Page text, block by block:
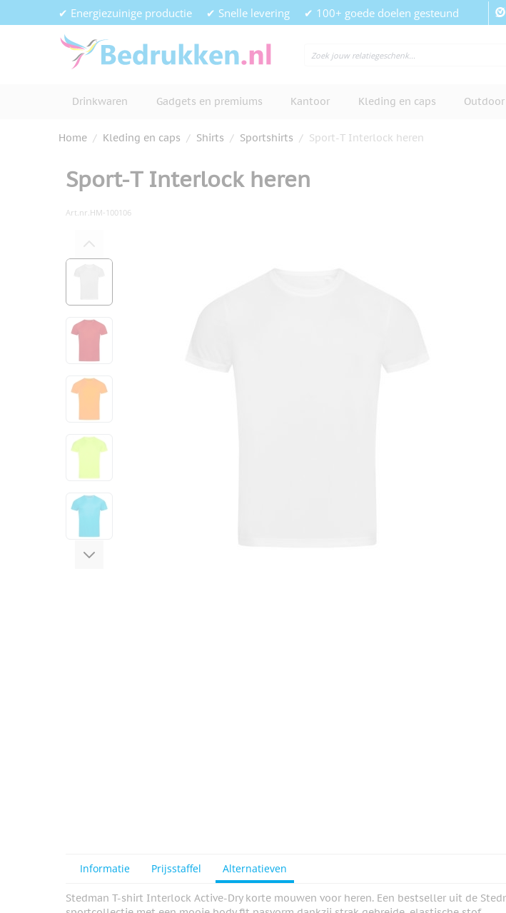
Ga naar de inhoud✔ Energiezuinige productie ✔ Snelle levering ✔ 100+ goede doelen gesteund
Drinkwaren Gadgets en premiums Kantoor Kleding en caps
Home / Kleding en caps / Shirts / Sportshirts / Sport-T Interlock heren
Sport-T Interlock heren
Art.nr.HM-100106
View larger image
View larger image
View larger image
View larger image
View larger image
Informatie Prijsstaffel Alternatieven
Stedman T-shirt Interlock Active-Dry korte mouwen voor heren. Een bestseller uit de